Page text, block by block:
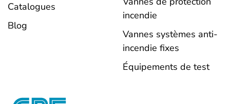
Catalogues
Blog
incendie
Vannes systèmes anti-
incendie fixes
Équipements de test